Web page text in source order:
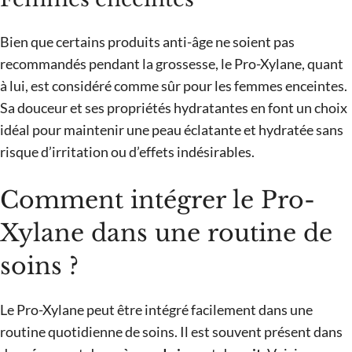
Bien que certains produits anti-âge ne soient pas
recommandés pendant la grossesse, le Pro-Xylane, quant
à lui, est considéré comme sûr pour les femmes enceintes.
Sa douceur et ses propriétés hydratantes en font un choix
idéal pour maintenir une peau éclatante et hydratée sans
risque d’irritation ou d’effets indésirables.
Comment intégrer le Pro-
Xylane dans une routine de
soins ?
Le Pro-Xylane peut être intégré facilement dans une
routine quotidienne de soins. Il est souvent présent dans